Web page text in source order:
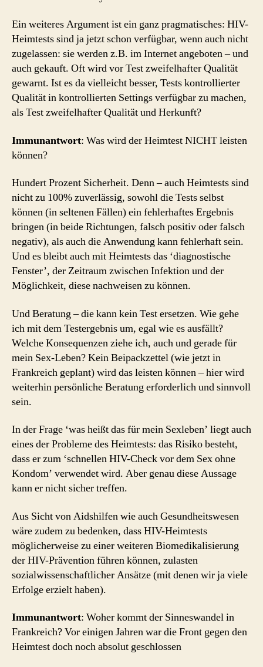
Ein weiteres Argument ist ein ganz pragmatisches: HIV-
Heimtests sind ja jetzt schon verfügbar, wenn auch nicht
zugelassen: sie werden z.B. im Internet angeboten – und
auch gekauft. Oft wird vor Test zweifelhafter Qualität
gewarnt. Ist es da vielleicht besser, Tests kontrollierter
Qualität in kontrollierten Settings verfügbar zu machen,
als Test zweifelhafter Qualität und Herkunft?
Immunantwort: Was wird der Heimtest NICHT leisten
können?
Hundert Prozent Sicherheit. Denn – auch Heimtests sind
nicht zu 100% zuverlässig, sowohl die Tests selbst
können (in seltenen Fällen) ein fehlerhaftes Ergebnis
bringen (in beide Richtungen, falsch positiv oder falsch
negativ), als auch die Anwendung kann fehlerhaft sein.
Und es bleibt auch mit Heimtests das ‘diagnostische
Fenster’, der Zeitraum zwischen Infektion und der
Möglichkeit, diese nachweisen zu können.
Und Beratung – die kann kein Test ersetzen. Wie gehe
ich mit dem Testergebnis um, egal wie es ausfällt?
Welche Konsequenzen ziehe ich, auch und gerade für
mein Sex-Leben? Kein Beipackzettel (wie jetzt in
Frankreich geplant) wird das leisten können – hier wird
weiterhin persönliche Beratung erforderlich und sinnvoll
sein.
In der Frage ‘was heißt das für mein Sexleben’ liegt auch
eines der Probleme des Heimtests: das Risiko besteht,
dass er zum ‘schnellen HIV-Check vor dem Sex ohne
Kondom’ verwendet wird. Aber genau diese Aussage
kann er nicht sicher treffen.
Aus Sicht von Aidshilfen wie auch Gesundheitswesen
wäre zudem zu bedenken, dass HIV-Heimtests
möglicherweise zu einer weiteren Biomedikalisierung
der HIV-Prävention führen können, zulasten
sozialwissenschaftlicher Ansätze (mit denen wir ja viele
Erfolge erzielt haben).
Immunantwort: Woher kommt der Sinneswandel in
Frankreich? Vor einigen Jahren war die Front gegen den
Heimtest doch noch absolut geschlossen